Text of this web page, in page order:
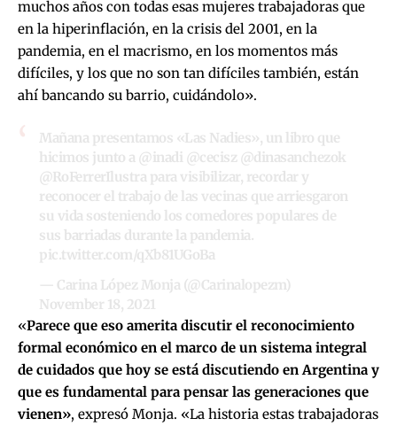
muchos años con todas esas mujeres trabajadoras que
en la hiperinflación, en la crisis del 2001, en la
pandemia, en el macrismo, en los momentos más
difíciles, y los que no son tan difíciles también, están
ahí bancando su barrio, cuidándolo».
Mañana presentamos «Las Nadies», un libro que
hicimos junto a @inadi @cecisz @dinasanchezok
@RoFerrerIlustra para visibilizar, recordar y
reconocer el trabajo de las vecinas que arriesgaron
su vida sosteniendo los comedores populares de
sus barriadas durante la pandemia.
pic.twitter.com/qXb81UGoBa
— Carina López Monja (@Carinalopezm)
November 18, 2021
«Parece que eso amerita discutir el reconocimiento
formal económico en el marco de un sistema integral
de cuidados que hoy se está discutiendo en Argentina y
que es fundamental para pensar las generaciones que
vienen», expresó Monja. «La historia estas trabajadoras